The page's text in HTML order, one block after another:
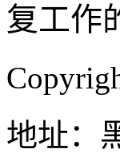
复工作
地址：